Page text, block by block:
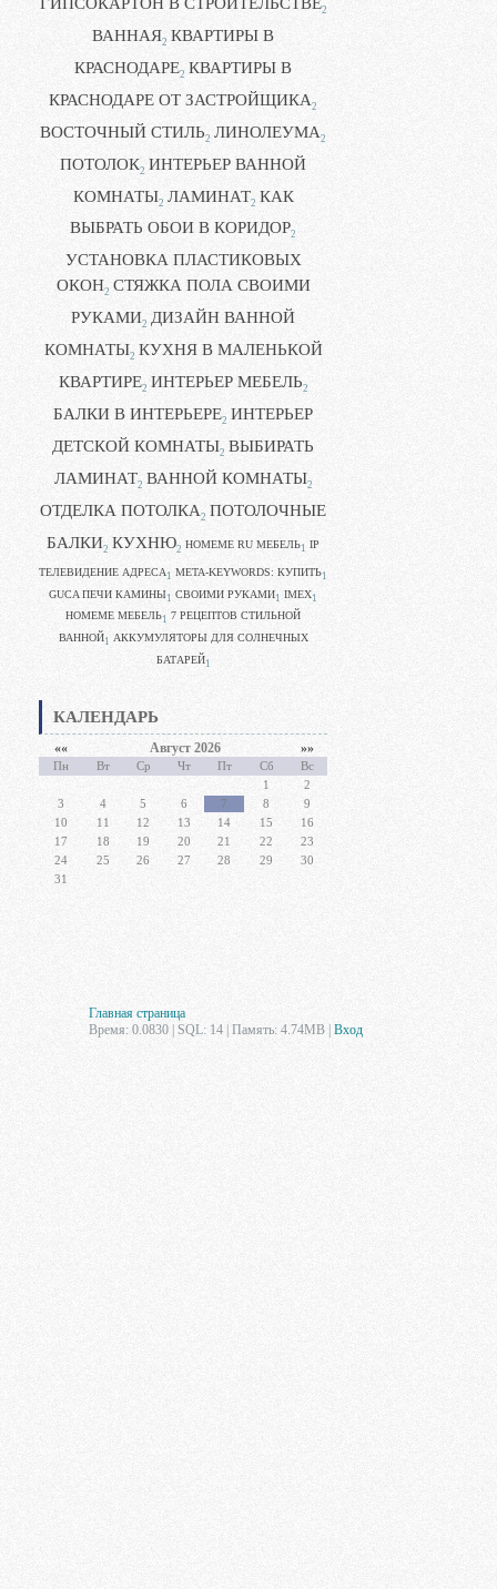
2
ВАННАЯ2 КВАРТИРЫ В
КРАСНОДАРЕ2 КВАРТИРЫ В
КРАСНОДАРЕ ОТ ЗАСТРОЙЩИКА2
ВОСТОЧНЫЙ СТИЛЬ2 ЛИНОЛЕУМА2
ПОТОЛОК2 ИНТЕРЬЕР ВАННОЙ
КОМНАТЫ2 ЛАМИНАТ2 КАК
ВЫБРАТЬ ОБОИ В КОРИДОР2
УСТАНОВКА ПЛАСТИКОВЫХ
ОКОН2 СТЯЖКА ПОЛА СВОИМИ
РУКАМИ2 ДИЗАЙН ВАННОЙ
КОМНАТЫ2 КУХНЯ В МАЛЕНЬКОЙ
КВАРТИРЕ2 ИНТЕРЬЕР МЕБЕЛЬ2
БАЛКИ В ИНТЕРЬЕРЕ2 ИНТЕРЬЕР
ДЕТСКОЙ КОМНАТЫ2 ВЫБИРАТЬ
ЛАМИНАТ2 ВАННОЙ КОМНАТЫ2
ОТДЕЛКА ПОТОЛКА2 ПОТОЛОЧНЫЕ
БАЛКИ2 КУХНЮ2 HOMEME RU МЕБЕЛЬ1 IP
ТЕЛЕВИДЕНИЕ АДРЕСА 1 META-KEYWORDS: КУПИТЬ1
GUCA ПЕЧИ КАМИНЫ1 CВОИМИ РУКАМИ1 IMEX1
HOMEME МЕБЕЛЬ1 7 РЕЦЕПТОВ СТИЛЬНОЙ
ВАННОЙ1 АККУМУЛЯТОРЫ ДЛЯ СОЛНЕЧНЫХ
БАТАРЕЙ1
КАЛЕНДАРЬ
«« Август 2026 »»
Пн Вт Ср Чт Пт Сб
Вс
1
2
3
4 5 6 7 8
9
10
11 12 13 14 15
16
17
18 19 20 21 22
23
24
25 26 27 28 29
30
31
Главная страница
Время: 0.0830 | SQL: 14 | Память: 4.74MB Вход